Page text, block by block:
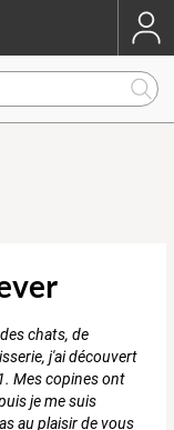
chats, de
j'ai découvert
Mes copines ont
je me suis
au plaisir de vous